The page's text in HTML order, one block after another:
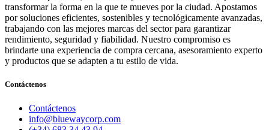
transformar la forma en la que te mueves por la ciudad. Apostamos
por soluciones eficientes, sostenibles y tecnológicamente avanzadas,
trabajando con las mejores marcas del sector para garantizar
rendimiento, seguridad y fiabilidad. Nuestro compromiso es
brindarte una experiencia de compra cercana, asesoramiento experto
y productos que se adapten a tu estilo de vida.
Contáctenos
Contáctenos
info@bluewaycorp.com